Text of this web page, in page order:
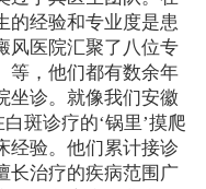
的经验和专业度是患
风医院汇聚了八位专
等，他们都有数余年
坐诊。就像我们安徽
斑诊疗的‘锅里’摸爬
经验。他们累计接诊
长治疗的疾病范围广